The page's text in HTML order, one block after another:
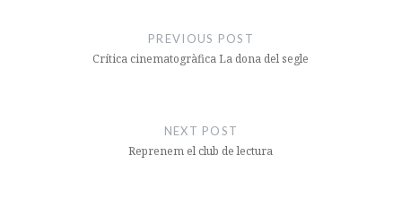
PREVIOUS POST
Crítica cinematogràfica La dona del segle
NEXT POST
Reprenem el club de lectura